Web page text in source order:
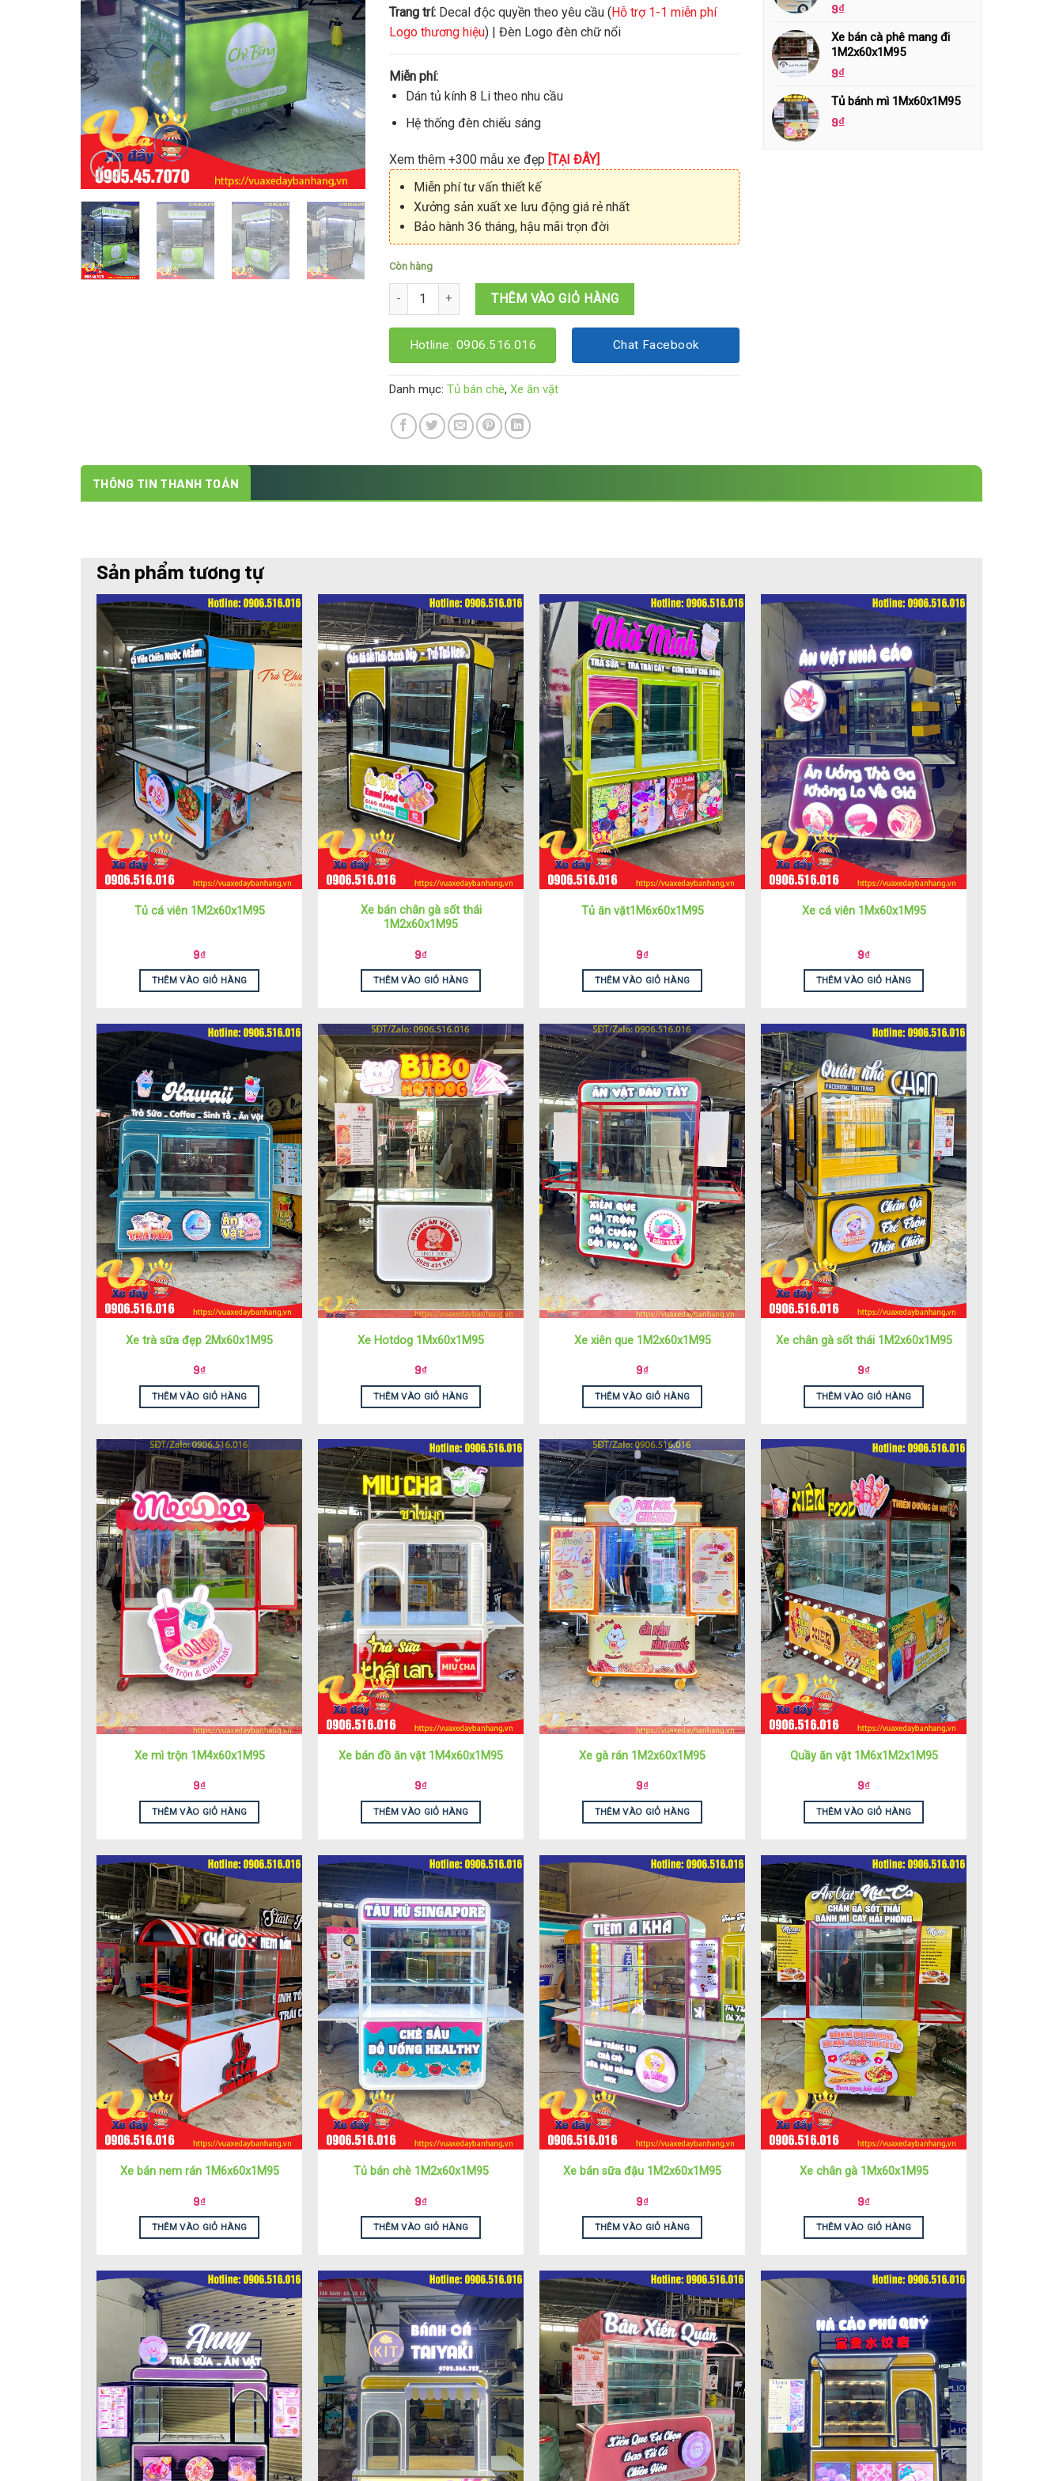
Trang trí: Decal độc quyền theo yêu cầu (Hỗ trợ 1-1 miễn phí
Logo thương hiệu) | Đèn Logo đèn chữ nổi
Miễn phí:
Dán tủ kính 8 Li theo nhu cầu
Hệ thống đèn chiếu sáng
Xem thêm +300 mẫu xe đẹp [TẠI ĐÂY]
Miễn phí tư vấn thiết kế
Xưởng sản xuất xe lưu động giá rẻ nhất
Bảo hành 36 tháng, hậu mãi trọn đời
Còn hàng
Xe bán chè 1M2x60x1M95 số lượng
THÊM VÀO GIỎ HÀNG
Hotline: 0906.516.016 Chat Facebook
Danh mục: Tủ bán chè, Xe ăn vặt
9₫
Xe bán cà phê mang đi
1M2x60x1M95
9₫
Tủ bánh mì 1Mx60x1M95
9₫
THÔNG TIN THANH TOÁN
Sản phẩm tương tự
Tủ cá viên 1M2x60x1M95
9₫
THÊM VÀO GIỎ HÀNG
Xe bán chân gà sốt thái
1M2x60x1M95
9₫
THÊM VÀO GIỎ HÀNG
Tủ ăn vặt1M6x60x1M95
9₫
THÊM VÀO GIỎ HÀNG
Xe cá viên 1Mx60x1M95
9₫
THÊM VÀO GIỎ HÀNG
Xe trà sữa đẹp 2Mx60x1M95
9₫
THÊM VÀO GIỎ HÀNG
Xe Hotdog 1Mx60x1M95
9₫
THÊM VÀO GIỎ HÀNG
Xe xiên que 1M2x60x1M95
9₫
THÊM VÀO GIỎ HÀNG
Xe chân gà sốt thái 1M2x60x1M95
9₫
THÊM VÀO GIỎ HÀNG
Xe mì trộn 1M4x60x1M95
9₫
THÊM VÀO GIỎ HÀNG
Xe bán đồ ăn vặt 1M4x60x1M95
9₫
THÊM VÀO GIỎ HÀNG
Xe gà rán 1M2x60x1M95
9₫
THÊM VÀO GIỎ HÀNG
Quầy ăn vặt 1M6x1M2x1M95
9₫
THÊM VÀO GIỎ HÀNG
Xe bán nem rán 1M6x60x1M95
9₫
THÊM VÀO GIỎ HÀNG
Tủ bán chè 1M2x60x1M95
9₫
THÊM VÀO GIỎ HÀNG
Xe bán sữa đậu 1M2x60x1M95
9₫
THÊM VÀO GIỎ HÀNG
Xe chân gà 1Mx60x1M95
9₫
THÊM VÀO GIỎ HÀNG